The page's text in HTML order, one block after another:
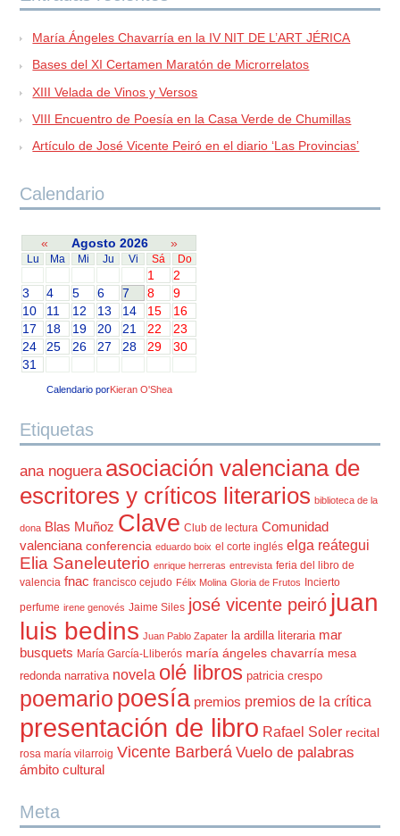
María Ángeles Chavarría en la IV NIT DE L’ART JÉRICA
Bases del XI Certamen Maratón de Microrrelatos
XIII Velada de Vinos y Versos
VIII Encuentro de Poesía en la Casa Verde de Chumillas
Artículo de José Vicente Peiró en el diario ‘Las Provincias’
Calendario
« Agosto 2026 »
Lu Ma Mi Ju Vi Sá Do
1
2
3
4 5 6 7 8
9
10
11 12 13 14 15
16
17
18 19 20 21 22
23
24
25 26 27 28 29
30
31
Calendario porKieran O'Shea
Etiquetas
ana noguera asociación valenciana de
escritores y críticos literarios biblioteca de la
dona Blas Muñoz Clave Club de lectura Comunidad
valenciana conferencia eduardo boix el corte inglés elga reátegui
Elia Saneleuterio enrique herreras entrevista feria del libro de
valencia fnac francisco cejudo Félix Molina Gloria de Frutos
Incierto
perfume irene genovés Jaime Siles josé vicente peiró juan
luis bedins Juan Pablo Zapater la ardilla literaria mar
busquets María García-Lliberós maría ángeles chavarría mesa
redonda narrativa novela olé libros patricia crespo
poemario poesía premios premios de la crítica
presentación de libro Rafael Soler recital
rosa maría vilarroig Vicente Barberá Vuelo de palabras
ámbito cultural
Meta